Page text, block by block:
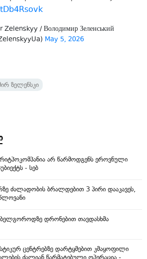
/ Володимир Зеленський
May 5, 2026
ზელენსკი
არ წარმოდგენს ეროვნული
- სებ
ძალადობის ბრალდებით 3 პირი დააკავეს,
დრონებით თავდასხმა
ცენტრებზე დარტყმებით კმაყოფილი
ძალიან წარმატებული ოპერაცია -